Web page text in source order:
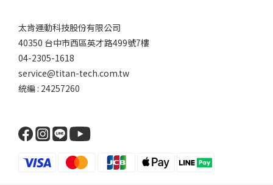
太肯運動科技股份有限公司
40350 台中市西區英才路499號7樓
04-2305-1618
service@titan-tech.com.tw
統編 : 24257260